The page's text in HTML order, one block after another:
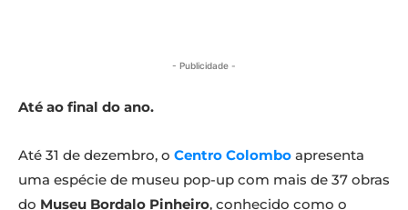
- Publicidade -
Até ao final do ano.
Até 31 de dezembro, o Centro Colombo apresenta
uma espécie de museu pop-up com mais de 37 obras
do Museu Bordalo Pinheiro, conhecido como o